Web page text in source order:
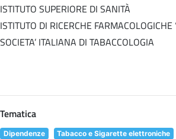
ISTITUTO SUPERIORE DI SANITÀ
ISTITUTO DI RICERCHE
SOCIETA’ ITALIANA DI TABACCOLOGIA
Tematica
Dipendenze Tabacco e Sigarette elettroniche